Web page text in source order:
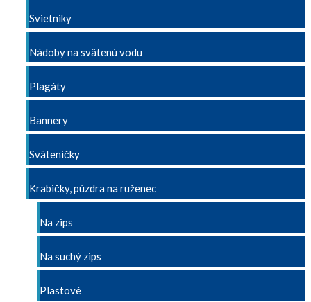
Svietniky
Nádoby na svätenú vodu
Plagáty
Bannery
Sväteničky
Krabičky, púzdra na ruženec
Na zips
Na suchý zips
Plastové